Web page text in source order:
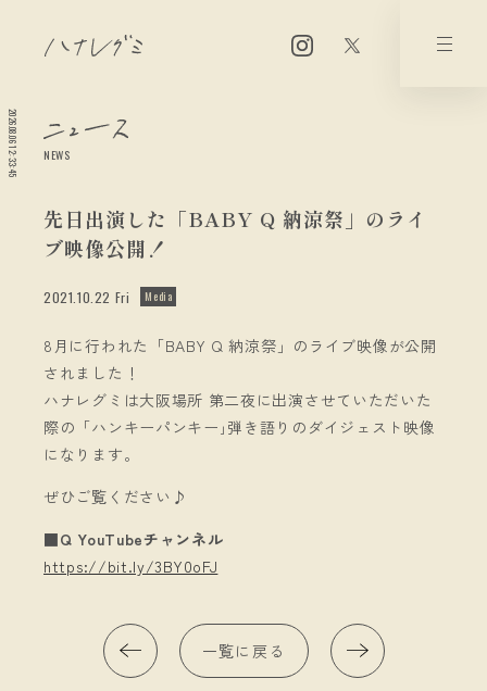
2026.08.06 12:33:45 NEWS
先日出演した「BABY Q 納涼祭」のライ
ブ映像公開！
2021.10.22 Fri Media
8月に行われた「BABY Q 納涼祭」のライブ映像が公開
されました！
ハナレグミは大阪場所 第二夜に出演させていただいた
際の「ハンキーパンキー｣弾き語りのダイジェスト映像
になります。
ぜひご覧ください♪
■Q YouTubeチャンネル
https://bit.ly/3BY0oFJ
一覧に戻る